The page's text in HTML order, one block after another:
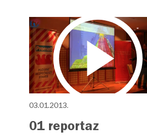
03.01.2013.
01 reportaz